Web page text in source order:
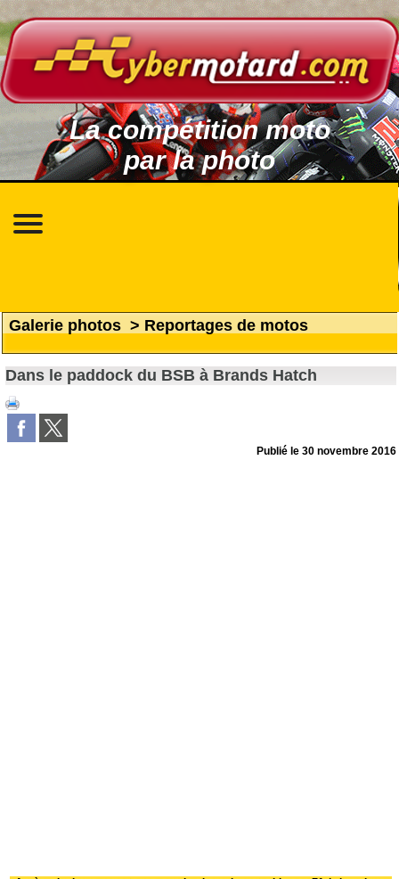
La compétition moto
par la photo
Galerie photos > Reportages de motos
Dans le paddock du BSB à Brands Hatch
Publié le30 novembre 2016